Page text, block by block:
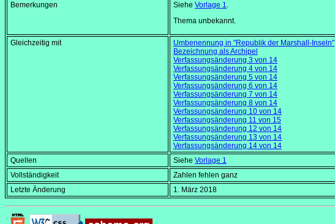
Bemerkungen
Siehe Vorlage 1.
Thema unbekannt.
Gleichzeitig mit
Umbenennung in "Republik der Marshall-Inseln"
Bezeichnung als Archipel
Verfassungsänderung 3 von 14
Verfassungsänderung 4 von 14
Verfassungsänderung 5 von 14
Verfassungsänderung 6 von 14
Verfassungsänderung 7 von 14
Verfassungsänderung 8 von 14
Verfassungsänderung 10 von 14
Verfassungsänderung 11 von 15
Verfassungsänderung 12 von 14
Verfassungsänderung 13 von 14
Verfassungsänderung 14 von 14
Quellen
Siehe Vorlage 1
Vollständigkeit
Zahlen fehlen ganz
Letzte Änderung
1. März 2018